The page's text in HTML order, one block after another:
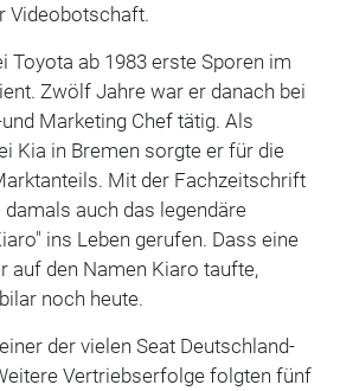
Videobotschaft.
Toyota ab 1983 erste Sporen im
Zwölf Jahre war er danach bei
Marketing Chef tätig. Als
Kia in Bremen sorgte er für die
Mit der Fachzeitschrift
damals auch das legendäre
ins Leben gerufen. Dass eine
auf den Namen Kiaro taufte,
noch heute.
der vielen Seat Deutschland-
Vertriebserfolge folgten fünf